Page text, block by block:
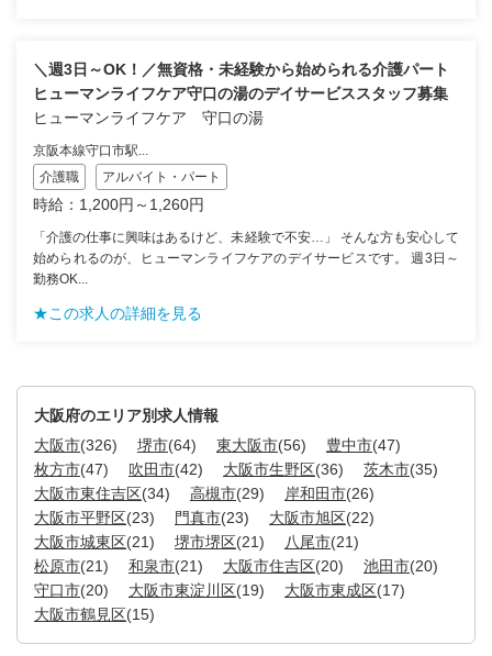
＼週3日～OK！／無資格・未経験から始められる介護パート
ヒューマンライフケア守口の湯のデイサービススタッフ募集
ヒューマンライフケア 守口の湯
京阪本線守口市駅...
介護職
アルバイト・パート
時給：1,200円～1,260円
「介護の仕事に興味はあるけど、未経験で不安…」 そんな方も安心して
始められるのが、ヒューマンライフケアのデイサービスです。 週3日～
勤務OK...
★この求人の詳細を見る
大阪府のエリア別求人情報
大阪市(326) 堺市(64) 東大阪市(56) 豊中市(47)
枚方市(47) 吹田市(42) 大阪市生野区(36) 茨木市(35)
大阪市東住吉区(34) 高槻市(29) 岸和田市(26)
大阪市平野区(23) 門真市(23) 大阪市旭区(22)
大阪市城東区(21) 堺市堺区(21) 八尾市(21)
松原市(21) 和泉市(21) 大阪市住吉区(20) 池田市(20)
守口市(20) 大阪市東淀川区(19) 大阪市東成区(17)
大阪市鶴見区(15)